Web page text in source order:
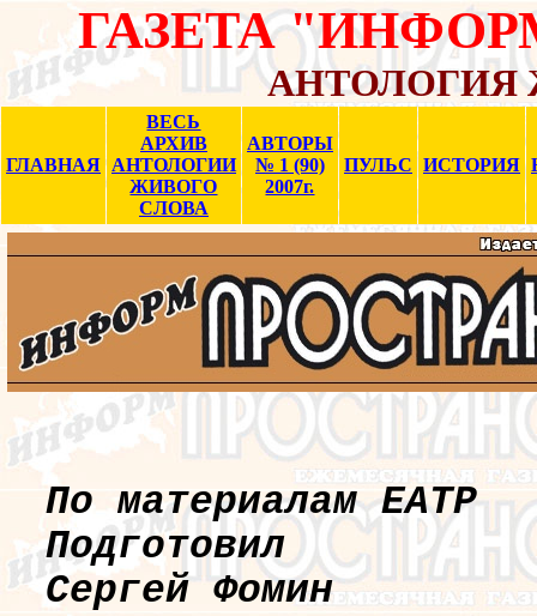
ГАЗЕТА
АНТОЛОГИЯ
ГЛАВНАЯ
ВЕСЬ
АРХИВ
АНТОЛОГИИ
ЖИВОГО
СЛОВА
АВТОРЫ
№ 1 (90)
2007г.
ПУЛЬС ИСТОРИЯ
По материалам ЕАТР
Подготовил
Сергей Фомин